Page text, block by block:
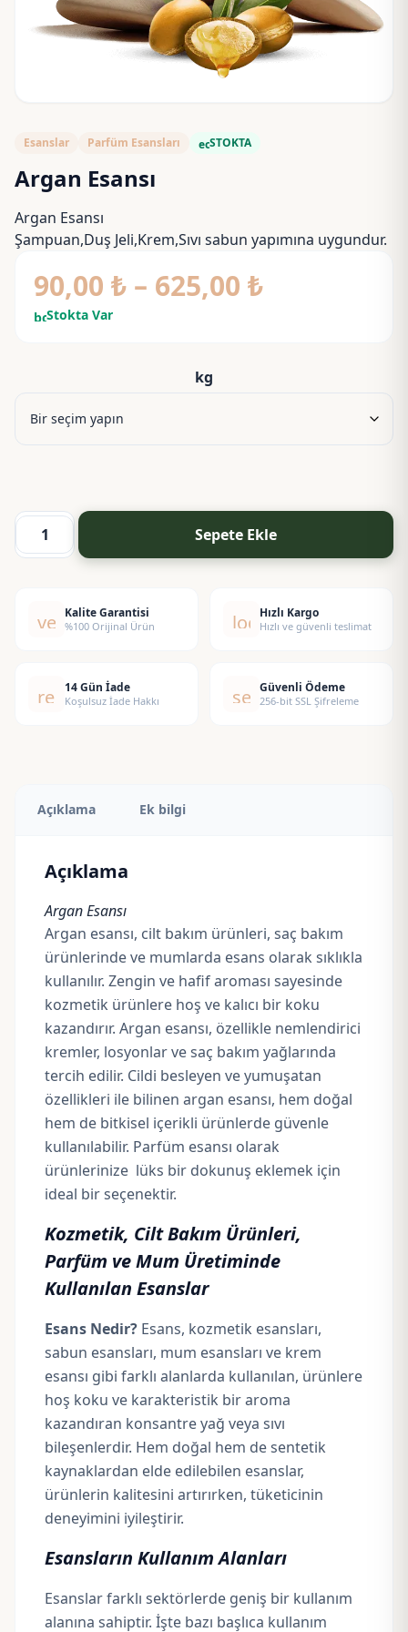
Esanslar Parfüm Esansları ecoSTOKTA
Argan Esansı
Argan Esansı
Şampuan,Duş Jeli,Krem,Sıvı sabun yapımına uygundur.
90,00 ₺ – 625,00 ₺Fiyat
-
625,00 ₺
boltStokta Var
kg
Argan
Sepete Ekle
verified
Kalite Garantisi
%100 Orijinal Ürün local_shipping
Hızlı Kargo
Hızlı ve güvenli teslimat
replay14 Gün İade
Koşulsuz İade Hakkı security
Güvenli Ödeme
256-bit SSL Şifreleme
Açıklama Ek bilgi
Açıklama
Argan Esansı
Argan esansı, cilt bakım ürünleri, saç bakım
ürünlerinde ve mumlarda esans olarak sıklıkla
kullanılır. Zengin ve hafif aroması sayesinde
kozmetik ürünlere hoş ve kalıcı bir koku
kazandırır. Argan esansı, özellikle nemlendirici
kremler, losyonlar ve saç bakım yağlarında
tercih edilir. Cildi besleyen ve yumuşatan
özellikleri ile bilinen argan esansı, hem doğal
hem de bitkisel içerikli ürünlerde güvenle
kullanılabilir. Parfüm esansı olarak
ürünlerinize lüks bir dokunuş eklemek için
ideal bir seçenektir.
Kozmetik, Cilt Bakım Ürünleri,
Parfüm ve Mum Üretiminde
Kullanılan Esanslar
Esans Nedir? Esans, kozmetik esansları,
sabun esansları, mum esansları ve krem
esansı gibi farklı alanlarda kullanılan, ürünlere
hoş koku ve karakteristik bir aroma
kazandıran konsantre yağ veya sıvı
bileşenlerdir. Hem doğal hem de sentetik
kaynaklardan elde edilebilen esanslar,
ürünlerin kalitesini artırırken, tüketicinin
deneyimini iyileştirir.
Esansların Kullanım Alanları
Esanslar farklı sektörlerde geniş bir kullanım
alanına sahiptir. İşte bazı başlıca kullanım